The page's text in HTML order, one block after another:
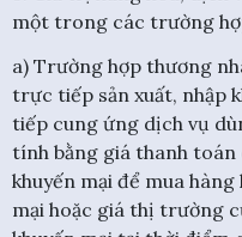
một trong các trường
a) Trường hợp thương
trực tiếp sản xuất, nhập
tiếp cung ứng dịch vụ
tính bằng giá thanh
khuyến mại để mua
mại hoặc giá thị trường